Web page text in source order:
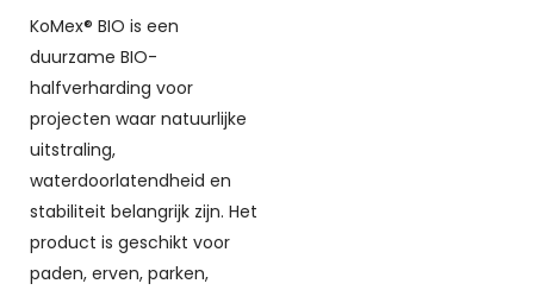
KoMex® BIO is een
duurzame BIO-
halfverharding voor
projecten waar natuurlijke
uitstraling,
waterdoorlatendheid en
stabiliteit belangrijk zijn. Het
product is geschikt voor
paden, erven, parken,